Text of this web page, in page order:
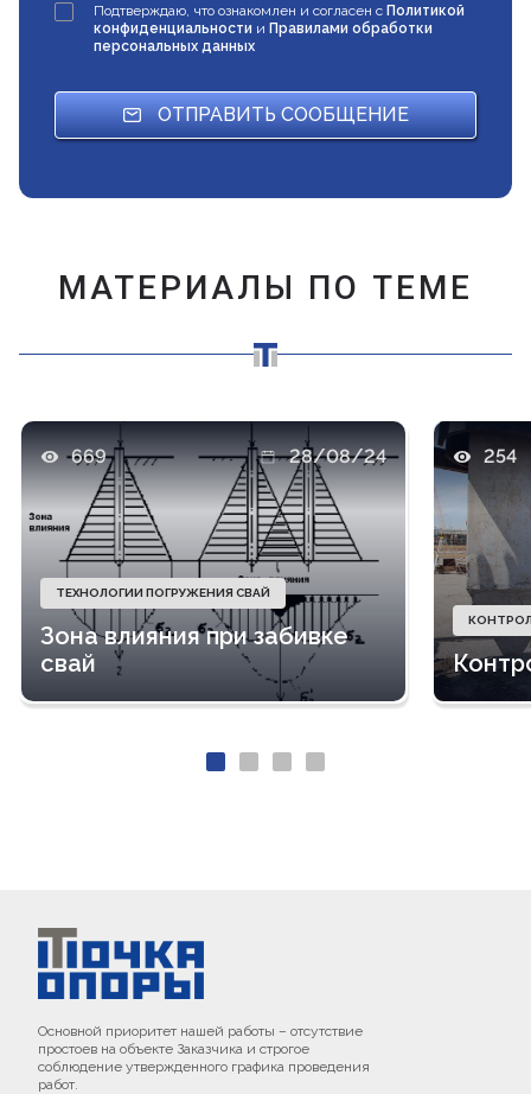
Подтверждаю, что ознакомлен и согласен с Политикой
конфиденциальности и Правилами обработки
персональных данных
ОТПРАВИТЬ СООБЩЕНИЕ
МАТЕРИАЛЫ ПО ТЕМЕ
669 28/08/24
ТЕХНОЛОГИИ ПОГРУЖЕНИЯ СВАЙ
Зона влияния при забивке
свай
254
Основной приоритет нашей работы – отсутствие
простоев на объекте Заказчика и строгое
соблюдение утвержденного графика проведения
работ.